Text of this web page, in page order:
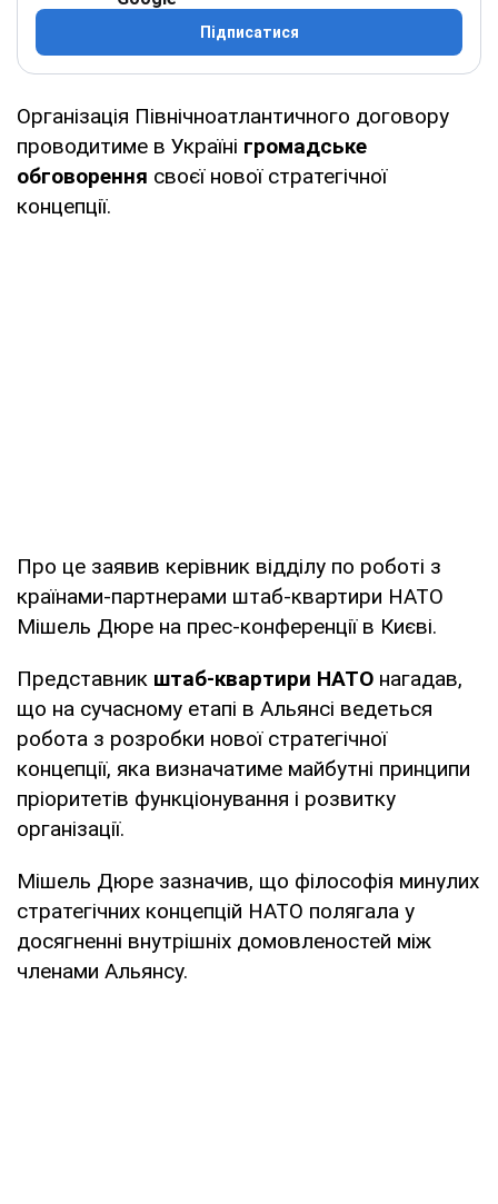
Підписатися
Організація Північноатлантичного договору
проводитиме в Україні громадське
обговорення своєї нової стратегічної
концепції.
Про це заявив керівник відділу по роботі з
країнами-партнерами штаб-квартири НАТО
Мішель Дюре на прес-конференції в Києві.
Представник штаб-квартири НАТО нагадав,
що на сучасному етапі в Альянсі ведеться
робота з розробки нової стратегічної
концепції, яка визначатиме майбутні принципи
пріоритетів функціонування і розвитку
організації.
Мішель Дюре зазначив, що філософія минулих
стратегічних концепцій НАТО полягала у
досягненні внутрішніх домовленостей між
членами Альянсу.